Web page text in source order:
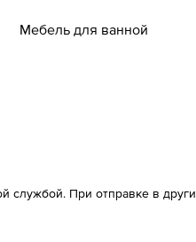
Мебель для ванной
При отправке в